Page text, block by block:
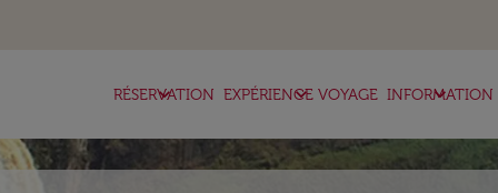
RÉSERVATION
keyboard_arrow_down EXPÉRIENCE VOYAGE
keyboard_arrow_down INFORMATION
keyboard_arrow_down